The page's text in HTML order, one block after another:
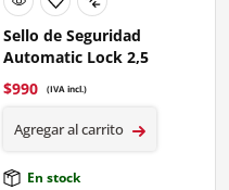
Sello de Seguridad
Automatic Lock 2,5
$990 (IVA incl.)
Agregar al carrito
En stock